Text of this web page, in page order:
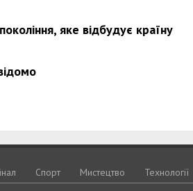
яке відбудує країну
Спорт Мистецтво Технологiї